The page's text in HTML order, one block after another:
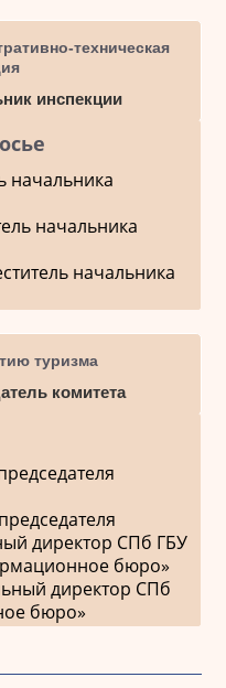
техническая
инспекции
начальника
начальника
начальника
туризма
комитета
директор СПб ГБУ
бюро»
директор СПб
бюро»